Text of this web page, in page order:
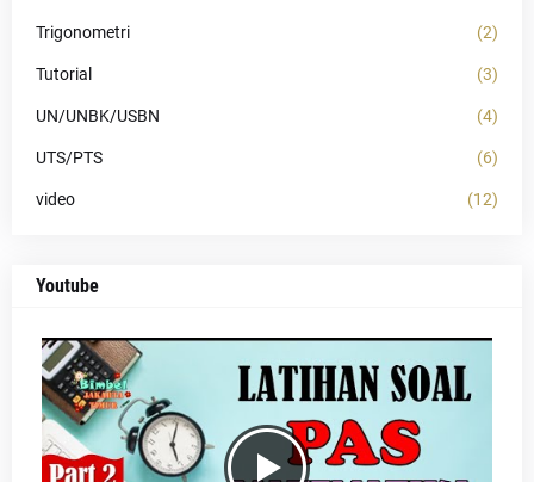
Trigonometri (2)
Tutorial (3)
UN/UNBK/USBN (4)
UTS/PTS (6)
video (12)
Youtube